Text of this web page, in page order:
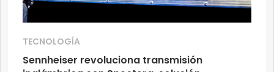
TECNOLOGÍA
Sennheiser revoluciona transmisión